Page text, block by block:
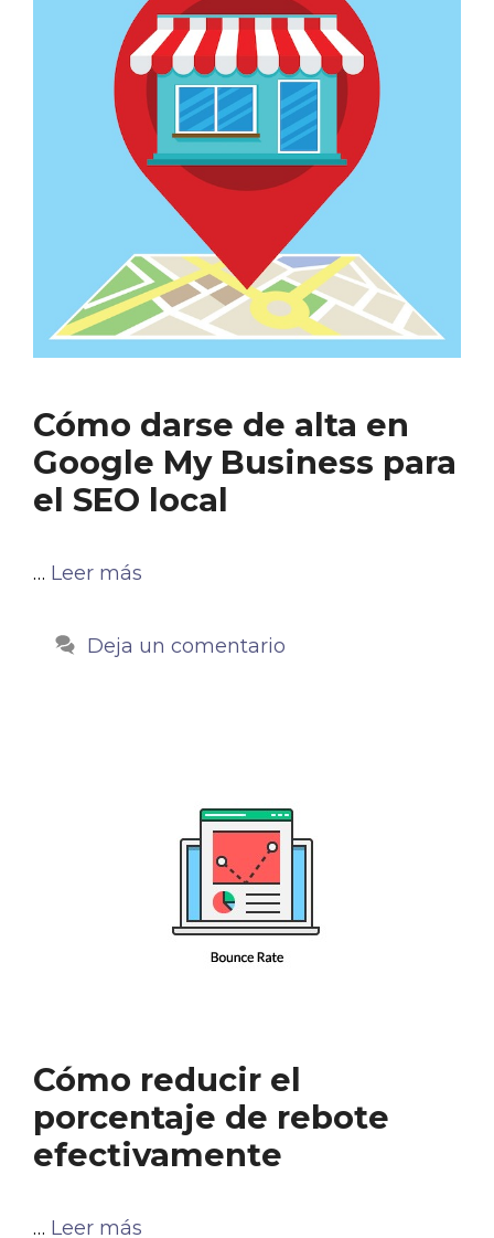
Cómo darse de alta en
Google My Business para
el SEO local
… Leer más
Deja un comentario
Cómo reducir el
porcentaje de rebote
efectivamente
… Leer más